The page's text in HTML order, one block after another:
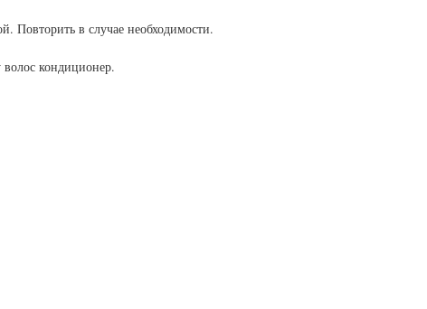
Повторить в случае необходимости.
кондиционер.